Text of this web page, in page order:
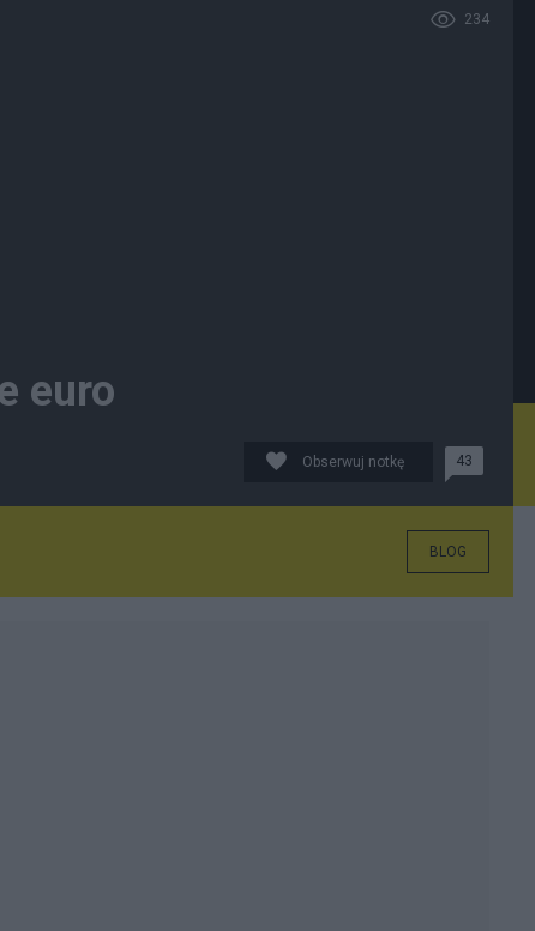
234
euro
Obserwuj notkę 43
BLOG